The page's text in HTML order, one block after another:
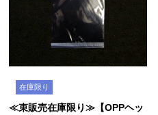
在庫限り
≪束販売在庫限り≫【OPPヘッ